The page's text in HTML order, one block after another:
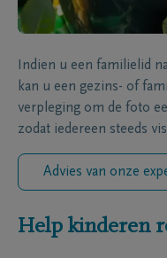
Indien u een familielid
kan u een gezins- of
verpleging om de foto
zodat iedereen steeds
Advies van onze
Help kinderen